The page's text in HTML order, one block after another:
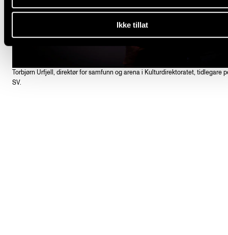
Ikke tillat
Torbjørn Urfjell, direktør for samfunn og arena i Kulturdirektoratet, tidlegare
SV.